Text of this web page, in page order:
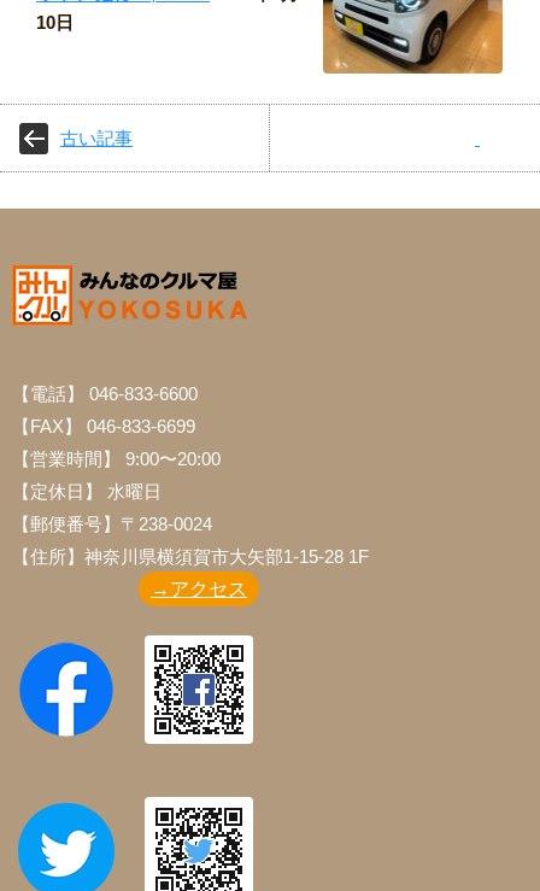
10日
古い記事
【電話】 046-833-6600
【FAX】 046-833-6699
【営業時間】 9:00〜20:00
【定休日】 水曜日
【郵便番号】〒238-0024
【住所】神奈川県横須賀市大矢部1-15-28 1F
→アクセス